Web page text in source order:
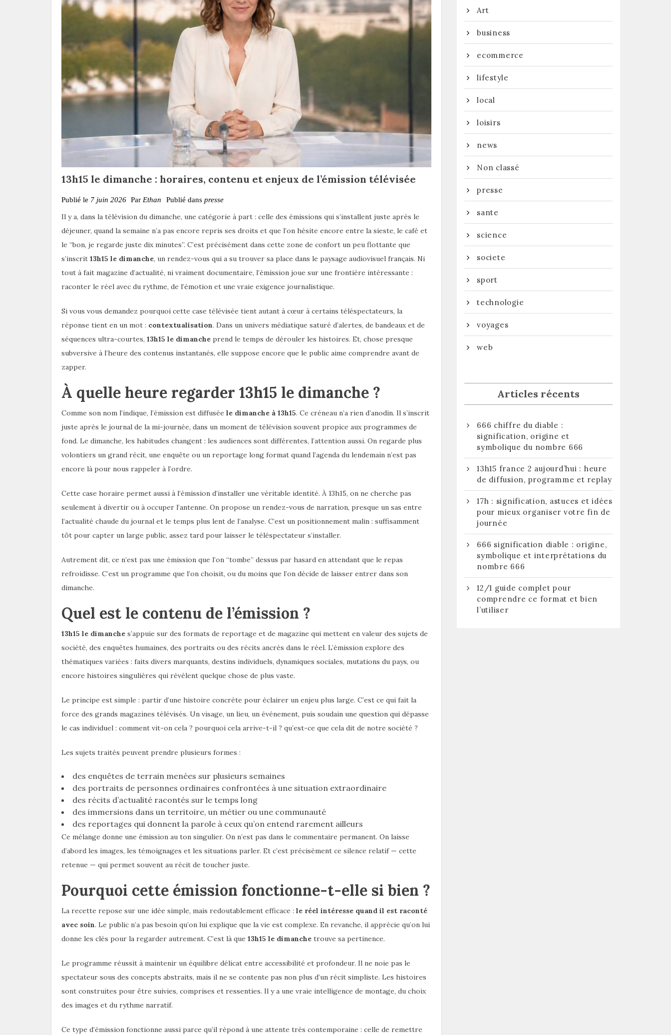
13h15 le dimanche : horaires, contenu et enjeux de l’émission télévisée
Publié le 7 juin 2026 Par Ethan Publié dans presse
Il y a, dans la télévision du dimanche, une catégorie à part : celle des émissions qui s’installent juste après le
déjeuner, quand la semaine n’a pas encore repris ses droits et que l’on hésite encore entre la sieste, le café et
le “bon, je regarde juste dix minutes”. C’est précisément dans cette zone de confort un peu flottante que
s’inscrit 13h15 le dimanche, un rendez-vous qui a su trouver sa place dans le paysage audiovisuel français. Ni
tout à fait magazine d’actualité, ni vraiment documentaire, l’émission joue sur une frontière intéressante :
raconter le réel avec du rythme, de l’émotion et une vraie exigence journalistique.
Si vous vous demandez pourquoi cette case télévisée tient autant à cœur à certains téléspectateurs, la
réponse tient en un mot : contextualisation. Dans un univers médiatique saturé d’alertes, de bandeaux et de
séquences ultra-courtes, 13h15 le dimanche prend le temps de dérouler les histoires. Et, chose presque
subversive à l’heure des contenus instantanés, elle suppose encore que le public aime comprendre avant de
zapper.
À quelle heure regarder 13h15 le dimanche ?
Comme son nom l’indique, l’émission est diffusée le dimanche à 13h15. Ce créneau n’a rien d’anodin. Il s’inscrit
juste après le journal de la mi-journée, dans un moment de télévision souvent propice aux programmes de
fond. Le dimanche, les habitudes changent : les audiences sont différentes, l’attention aussi. On regarde plus
volontiers un grand récit, une enquête ou un reportage long format quand l’agenda du lendemain n’est pas
encore là pour nous rappeler à l’ordre.
Cette case horaire permet aussi à l’émission d’installer une véritable identité. À 13h15, on ne cherche pas
seulement à divertir ou à occuper l’antenne. On propose un rendez-vous de narration, presque un sas entre
l’actualité chaude du journal et le temps plus lent de l’analyse. C’est un positionnement malin : suffisamment
tôt pour capter un large public, assez tard pour laisser le téléspectateur s’installer.
Autrement dit, ce n’est pas une émission que l’on “tombe” dessus par hasard en attendant que le repas
refroidisse. C’est un programme que l’on choisit, ou du moins que l’on décide de laisser entrer dans son
dimanche.
Quel est le contenu de l’émission ?
13h15 le dimanche s’appuie sur des formats de reportage et de magazine qui mettent en valeur des sujets de
société, des enquêtes humaines, des portraits ou des récits ancrés dans le réel. L’émission explore des
thématiques variées : faits divers marquants, destins individuels, dynamiques sociales, mutations du pays, ou
encore histoires singulières qui révèlent quelque chose de plus vaste.
Le principe est simple : partir d’une histoire concrète pour éclairer un enjeu plus large. C’est ce qui fait la
force des grands magazines télévisés. Un visage, un lieu, un événement, puis soudain une question qui dépasse
le cas individuel : comment vit-on cela ? pourquoi cela arrive-t-il ? qu’est-ce que cela dit de notre société ?
Les sujets traités peuvent prendre plusieurs formes :
des enquêtes de terrain menées sur plusieurs semaines
des portraits de personnes ordinaires confrontées à une situation extraordinaire
des récits d’actualité racontés sur le temps long
des immersions dans un territoire, un métier ou une communauté
des reportages qui donnent la parole à ceux qu’on entend rarement ailleurs
Ce mélange donne une émission au ton singulier. On n’est pas dans le commentaire permanent. On laisse
d’abord les images, les témoignages et les situations parler. Et c’est précisément ce silence relatif — cette
retenue — qui permet souvent au récit de toucher juste.
Pourquoi cette émission fonctionne-t-elle si bien ?
La recette repose sur une idée simple, mais redoutablement efficace : le réel intéresse quand il est raconté
avec soin. Le public n’a pas besoin qu’on lui explique que la vie est complexe. En revanche, il apprécie qu’on lui
donne les clés pour la regarder autrement. C’est là que 13h15 le dimanche trouve sa pertinence.
Le programme réussit à maintenir un équilibre délicat entre accessibilité et profondeur. Il ne noie pas le
spectateur sous des concepts abstraits, mais il ne se contente pas non plus d’un récit simpliste. Les histoires
sont construites pour être suivies, comprises et ressenties. Il y a une vraie intelligence de montage, du choix
des images et du rythme narratif.
Ce type d’émission fonctionne aussi parce qu’il répond à une attente très contemporaine : celle de remettre
Art
business
ecommerce
lifestyle
local
loisirs
news
Non classé
presse
sante
science
societe
sport
technologie
voyages
web
Articles récents
666 chiffre du diable :
signification, origine et
symbolique du nombre 666
13h15 france 2 aujourd’hui : heure
de diffusion, programme et replay
17h : signification, astuces et idées
pour mieux organiser votre fin de
journée
666 signification diable : origine,
symbolique et interprétations du
nombre 666
12/1 guide complet pour
comprendre ce format et bien
l’utiliser